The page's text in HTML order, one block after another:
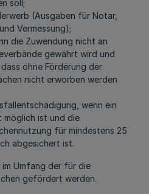
soll;
(Ausgaben für Notar,
Vermessung);
die Zuwendung nicht an
gewährt wird und
ohne Förderung der
nicht erworben werden
wenn ein
ist und die
für mindestens 25
abgesichert ist.
Umfang der für die
gefördert werden.